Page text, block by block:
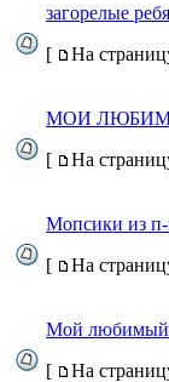
загорелые
[
На
МОИ
[
На
Мопсики из
[
На
Мой
[
На